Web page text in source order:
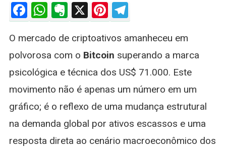
Dos
71
Mil:
Que
Significa
Brasileiro?
Facebook
WhatsApp
Evernote
X Pinterest
Telegram
O mercado de criptoativos amanheceu em
polvorosa com o Bitcoin superando a marca
psicológica e técnica dos US$ 71.000. Este
movimento não é apenas um número em um
gráfico; é o reflexo de uma mudança estrutural
na demanda global por ativos escassos e uma
resposta direta ao cenário macroeconômico dos